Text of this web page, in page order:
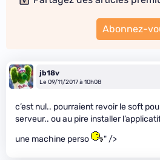
Abonnez-
jb18v
Le 09/11/2017 à 10h08
c’est nul.. pourraient revoir le soft
serveur.. ou au pire installer
une machine perso
" />